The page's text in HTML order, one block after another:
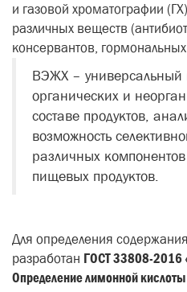
и газовой хроматографии
различных веществ
консервантов,
ВЭЖХ – универсальный
органических и
составе продуктов,
возможность
различных
пищевых продуктов.
Для определения
разработан ГОСТ 33808-2016
Определение лимонной